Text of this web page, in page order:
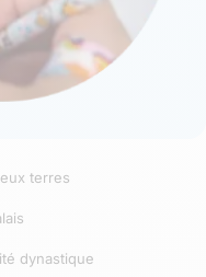
terres
dynastique